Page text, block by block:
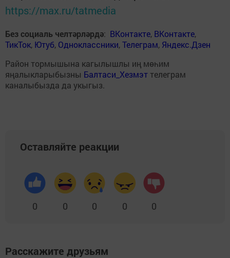
https://max.ru/tatmedia
Без социаль челтәрләрдә: ВКонтакте, ВКонтакте,
ТикТок, Ютуб, Одноклассники,Телеграм, Яндекс.Дзен
Район тормышына кагылышлы иң мөһим
яңалыкларыбызны Балтаси_Хезмэт телеграм
каналыбызда да укыгыз.
Оставляйте реакции
0 0 0 0 0
Расскажите друзьям